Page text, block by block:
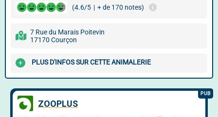
(4.6/5 | + de 170 notes)
7 Rue du Marais Poitevin
17170 Courçon
PLUS D'INFOS SUR CETTE ANIMALERIE